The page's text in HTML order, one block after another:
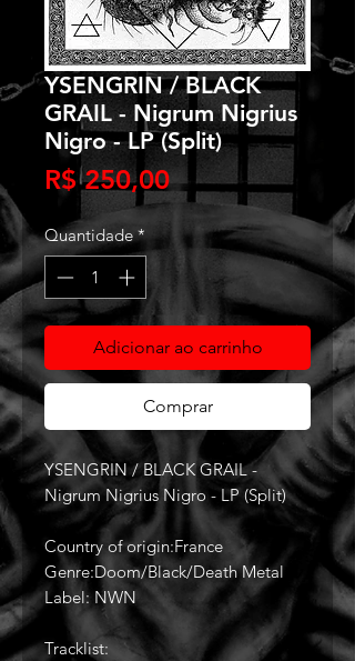
YSENGRIN / BLACK
GRAIL - Nigrum Nigrius
Nigro - LP (Split)
R$ 250,00Preço
Quantidade *
Adicionar ao carrinho
Comprar
YSENGRIN / BLACK GRAIL -
Nigrum Nigrius Nigro - LP (Split)
Country of origin:France
Genre:Doom/Black/Death Metal
Label: NWN
Tracklist: